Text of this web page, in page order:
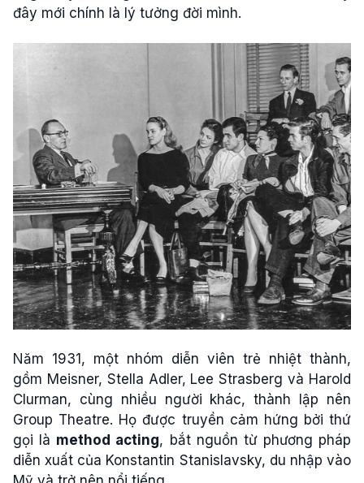
đây mới chính là lý tưởng đời mình.
Năm 1931, một nhóm diễn viên trẻ nhiệt thành,
gồm Meisner, Stella Adler, Lee Strasberg và Harold
Clurman, cùng nhiều người khác, thành lập nên
Group Theatre. Họ được truyền cảm hứng bởi thứ
gọi là method acting, bắt nguồn từ phương pháp
diễn xuất của Konstantin Stanislavsky, du nhập vào